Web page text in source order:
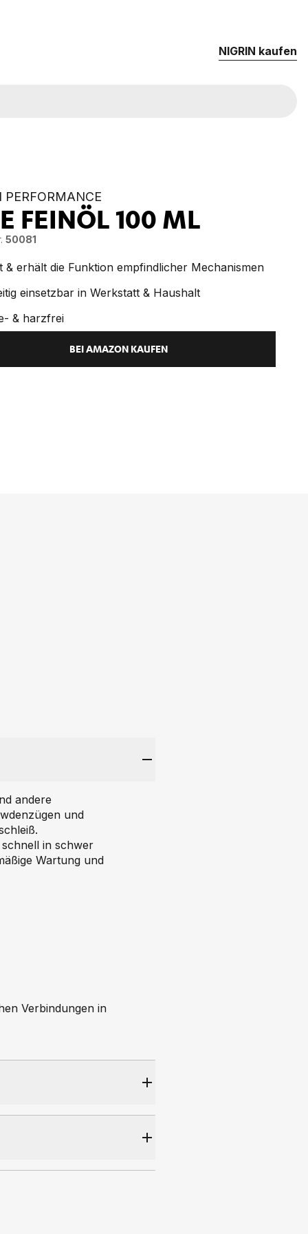
NIG­RIN kau­fen
PERFORMANCE
FEINÖL100 ML
50081
& erhält die Funktion empfindlicher Mechanismen
einsetzbar in Werkstatt & Haushalt
& harzfrei
BEI AMAZON KAUFEN
andere
und
in schwer
Wartung und
Verbindungen in